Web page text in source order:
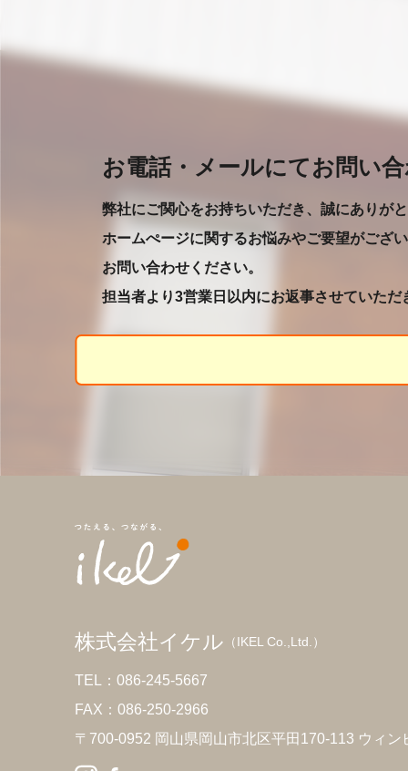
お電話・メールにてお問い
弊社にご関心をお持ちいただき、誠にありが
ホームぺージに関するお悩みやご要望がござ
お問い合わせください。
担当者より3営業日以内にお返事させていただ
株式会社イケル （IKEL Co.,Ltd.）
TEL：086-245-5667
FAX：086-250-2966
〒700-0952 岡山県岡山市北区平田170-113 ウィン